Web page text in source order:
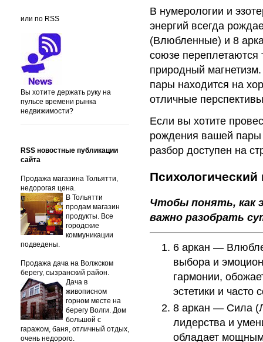
В нумерологии и
энергий всегда
(Влюбленные) и 8
союзе переплетаются
природный
пары находится на
отличные
Если вы хотите
рождения вашей пары
разбор доступен на
Чтобы понять, как
важно разобрать
6 аркан —
выбора и
гармонии,
эстетики и
8 аркан — Сила
лидерства и
обладает мощным
или по RSS
Вы хотите держать руку на
пульсе времени рынка
недвижимости?
RSS новостные публикации
сайта
Продажа магазина Тольятти,
недорогая цена.
В Тольятти
продам магазин
продукты. Все
городские
коммуникации
подведены.
Продажа дача на Волжском
берегу, сызранский район.
Дача в
живописном
горном месте на
берегу Волги. Дом
большой с
гаражом, баня, отличный отдых,
очень недорого.